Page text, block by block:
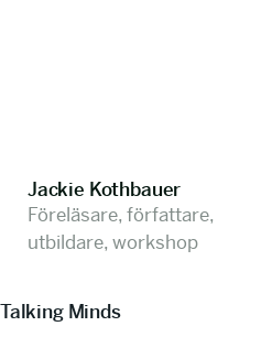
Jackie Kothbauer
Föreläsare, författare,
utbildare, workshop
Talking Minds